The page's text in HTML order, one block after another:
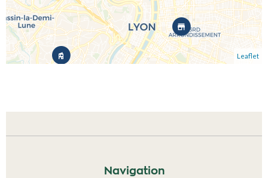
Leaflet
Navigation